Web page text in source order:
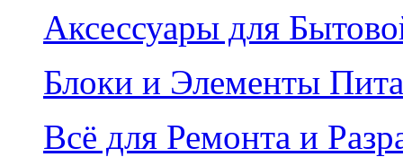
Аксессуары для
Блоки и Элементы
Всё для Ремонта и